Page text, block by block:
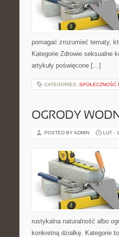
pomagać zrozumieć tematy,
Kategorie Zdrowie seksualne
artykuły poświęcone […]
CATEGORIES: SPOŁECZNOŚĆ
OGRODY
POSTED BY ADMIN LUT -
rustykalna naturalność albo
konkretną działkę. Kategorie